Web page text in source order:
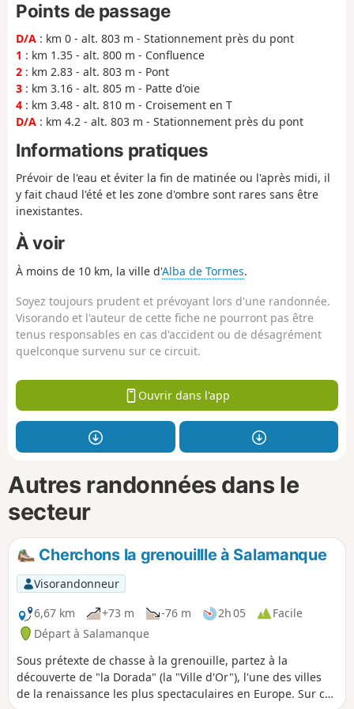
Points de passage
D/A : km 0 - alt. 803 m - Stationnement près du pont
1 : km 1.35 - alt. 800 m - Confluence
2 : km 2.83 - alt. 803 m - Pont
3 : km 3.16 - alt. 805 m - Patte d'oie
4 : km 3.48 - alt. 810 m - Croisement en T
D/A : km 4.2 - alt. 803 m - Stationnement près du pont
Informations pratiques
Prévoir de l'eau et éviter la fin de matinée ou l'après midi, il
y fait chaud l'été et les zone d'ombre sont rares sans être
inexistantes.
À voir
À moins de 10 km, la ville d'Alba de Tormes.
Soyez toujours prudent et prévoyant lors d'une randonnée.
Visorando et l'auteur de cette fiche ne pourront pas être
tenus responsables en cas d'accident ou de désagrément
quelconque survenu sur ce circuit.
Ouvrir dans l'app
Autres randonnées dans le
secteur
Cherchons la grenouillle à Salamanque
Visorandonneur
6,67 km
+73 m -76 m 2h 05
Facile
Départ à Salamanque
Sous prétexte de chasse à la grenouille, partez à la
découverte de "la Dorada" (la "Ville d'Or"), l'une des villes
de la renaissance les plus spectaculaires en Europe. Sur ce